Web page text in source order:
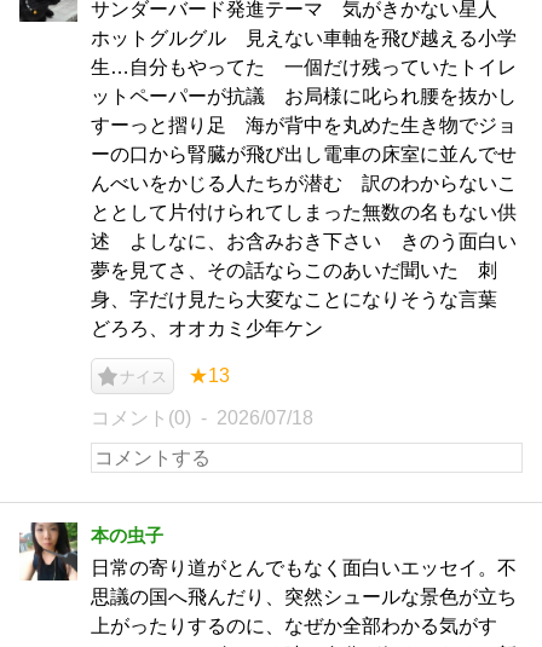
サンダーバード発進テーマ 気がきかない星人
ホットグルグル 見えない車軸を飛び越える小学
生…自分もやってた 一個だけ残っていたトイレ
ットペーパーが抗議 お局様に叱られ腰を抜かし
すーっと摺り足 海が背中を丸めた生き物でジョ
ーの口から腎臓が飛び出し電車の床室に並んでせ
んべいをかじる人たちが潜む 訳のわからないこ
ととして片付けられてしまった無数の名もない供
述 よしなに、お含みおき下さい きのう面白い
夢を見てさ、その話ならこのあいだ聞いた 刺
身、字だけ見たら大変なことになりそうな言葉
どろろ、オオカミ少年ケン
ナイス ★13
コメント(0) 2026/07/18
本の虫子
日常の寄り道がとんでもなく面白いエッセイ。不
思議の国へ飛んだり、突然シュールな景色が立ち
上がったりするのに、なぜか全部わかる気がす